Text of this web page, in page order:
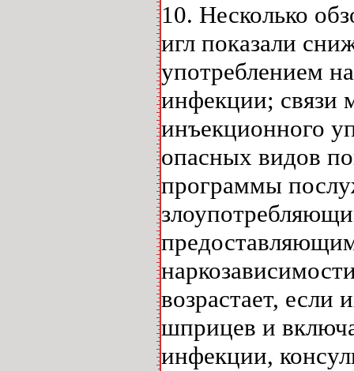
10. Несколько
игл показали
употреблением
инфекции; связи
инъекционного
опасных видов
программы
возрастает, если
шприцев и
инфекции,